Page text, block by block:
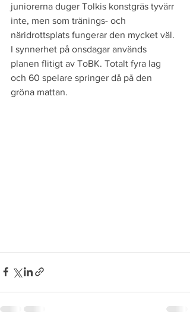
juniorerna duger Tolkis konstgräs tyvärr
inte, men som tränings- och
näridrottsplats fungerar den mycket väl.
I synnerhet på onsdagar används
planen flitigt av ToBK. Totalt fyra lag
och 60 spelare springer då på den
gröna mattan.